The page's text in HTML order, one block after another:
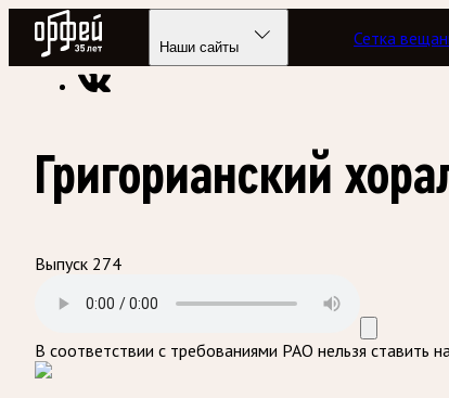
Радио Орфей
Наши сайты Сетка
Радио классической музыки «Орфей» Подкасты
Григорианский
Выпуск 274
В соответствии с требованиями РАО нельзя ставить